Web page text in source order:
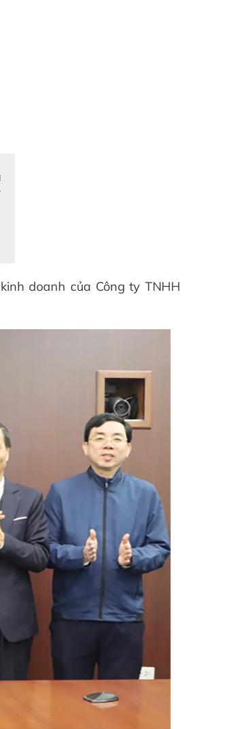
doanh của Công ty TNHH